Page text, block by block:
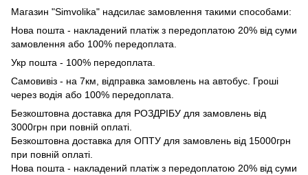
Магазин "Simvolika" надсилає замовлення такими способами:
Нова пошта - накладений платіж з передоплатою 20% від суми
замовлення або 100% передоплата.
Укр пошта - 100% передоплата.
Самовивіз - на 7км, відправка замовлень на автобус. Гроші
через водія або 100% передоплата.
Безкоштовна доставка для РОЗДРІБУ для замовлень від
3000грн при повній оплаті.
Безкоштовна доставка для ОПТУ для замовлень від 15000грн
при повній оплаті.
Нова пошта - накладений платіж з передоплатою 20% від суми